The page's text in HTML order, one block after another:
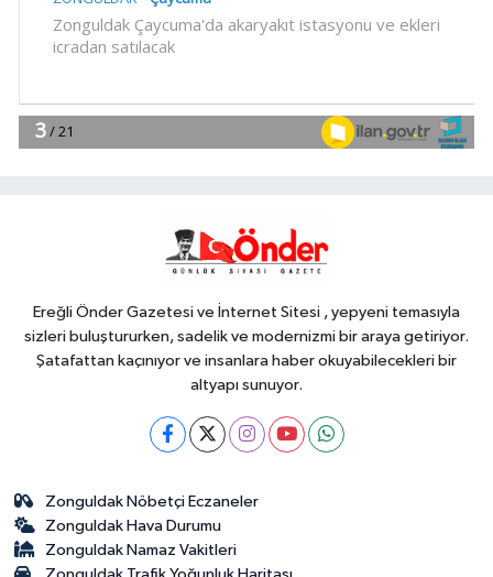
17:45Ayvalık'ta üretici ve el emeği
17:17
Harmancık'ta da yolları yeniliyor
Ereğli Önder Gazetesi ve İnternet Sitesi , yepyeni temasıyla
sizleri buluştururken, sadelik ve modernizmi bir araya getiriyor.
Şatafattan kaçınıyor ve insanlara haber okuyabilecekleri bir
altyapı sunuyor.
Zonguldak Nöbetçi Eczaneler
Zonguldak Hava Durumu
Zonguldak Namaz Vakitleri
Zonguldak Trafik Yoğunluk Haritası